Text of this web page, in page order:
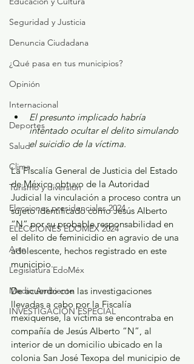
Seguridad y Justicia
Denuncia Ciudadana
¿Qué pasa en tus municipios?
Opinión
Internacional
Deportes
Salud
Clima
Turismo y diversión
Elecciones presidenciales 2024
ELECCIONES EDOMEX 2024
Arte
Legislatura EdoMéx
Medio Ambiente
INVESTIGACIÓN ESPECIAL
El presunto implicado habría
intentado ocultar el delito simulando
el suicidio de la víctima.
La Fiscalía General de Justicia del Estado
de México obtuvo de la Autoridad
Judicial la vinculación a proceso contra un
sujeto identificado como Jesús Alberto
“N” por su probable responsabilidad en
el delito de feminicidio en agravio de una
adolescente, hechos registrado en este
municipio.
De acuerdo con las investigaciones
llevadas a cabo por la Fiscalía
mexiquense, la víctima se encontraba en
compañía de Jesús Alberto “N”, al
interior de un domicilio ubicado en la
colonia San José Texopa del municipio de